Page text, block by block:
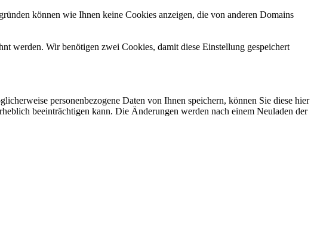
können wie Ihnen keine Cookies anzeigen, die von anderen Domains
werden. Wir benötigen zwei Cookies, damit diese Einstellung gespeichert
personenbezogene Daten von Ihnen speichern, können Sie diese hier
beeinträchtigen kann. Die Änderungen werden nach einem Neuladen der